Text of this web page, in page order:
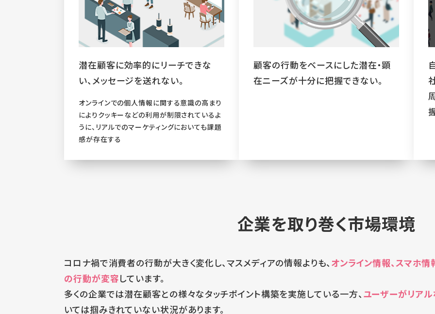
潜在顧客に効率的にリーチできな
い、メッセージを送れない。
オンラインでの個人情報に関する意識の高まり
によりクッキーなどの利用が制限されているよ
うに、リアルでのマーケティングにおいても課題
感が存在する
顧客の行動をベースにした潜在・顕
在ニーズが十分に把握できない。
企業を取り巻く市場環境
コロナ禍で消費者の行動が大きく変化し、マスメディアの情報よりも、オンライン情報、スマホ
の行動が変容しています。
多くの企業では潜在顧客との様々なタッチポイント構築を実施している一方、ユーザーがリアル
いては掴みきれていない状況があります。